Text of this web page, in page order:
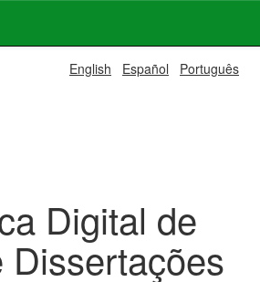
English Español Português
Digital de
Dissertações